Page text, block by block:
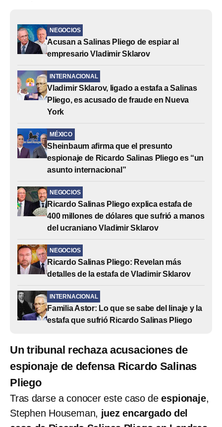
NEGOCIOS
Acusan a Salinas Pliego de espiar al
empresario Vladimir Sklarov
INTERNACIONAL
Vladimir Sklarov, ligado a estafa a Salinas
Pliego, es acusado de fraude en Nueva
York
MÉXICO
Sheinbaum afirma que el presunto
espionaje de Ricardo Salinas Pliego es “un
asunto internacional”
NEGOCIOS
Ricardo Salinas Pliego explica estafa de
400 millones de dólares que sufrió a manos
del ucraniano Vladimir Sklarov
NEGOCIOS
Ricardo Salinas Pliego: Revelan más
detalles de la estafa de Vladimir Sklarov
INTERNACIONAL
Familia Astor: Lo que se sabe del linaje y la
estafa que sufrió Ricardo Salinas Pliego
Un tribunal rechaza acusaciones de
espionaje de defensa Ricardo Salinas
Pliego
Tras darse a conocer este caso deespionaje,
Stephen Houseman, juez encargado del